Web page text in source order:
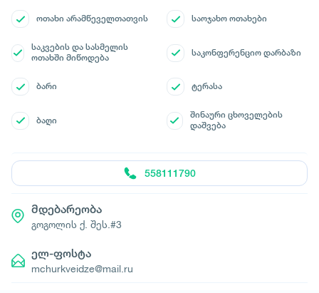
ოთახი არამწეველთათვის საოჯახო ოთახები
საკვების და სასმელის
ოთახში მიწოდება
საკონფერენციო დარბაზი
ბარი ტერასა
ბაღი
შინაური ცხოველების
დაშვება
558111790
მდებარეობა
გოგოლის ქ. შეს.#3
ელ-ფოსტა
mchurkveidze@mail.ru